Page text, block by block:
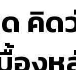
คิด